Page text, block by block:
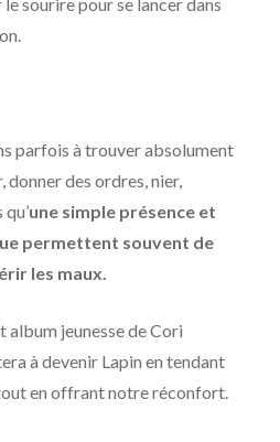
parfois à trouver absolument
donner des ordres, nier,
une simple présence et
permettent souvent de
les maux.
jeunesse de Cori
à devenir Lapin en tendant
en offrant notre réconfort.